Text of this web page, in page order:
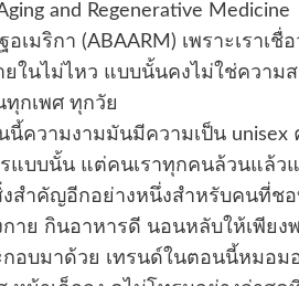
and Regenerative Medicine
มริกา (ABAARM) เพราะเราเชื่
ในไม่ไหว แบบนั้นคงไม่ใช่ความ
กเพศ ทุกวัย
ความงามมันมีความเป็น unisex
บบนั้น แต่คนเราทุกคนล้วนแล้วแ
งสำคัญอีกอย่างหนึ่งสำหรับคนที่ช
าย กินอาหารดี นอนหลับให้เพีย
อบมาด้วย เทรนด์ในตอนนี้หมอม